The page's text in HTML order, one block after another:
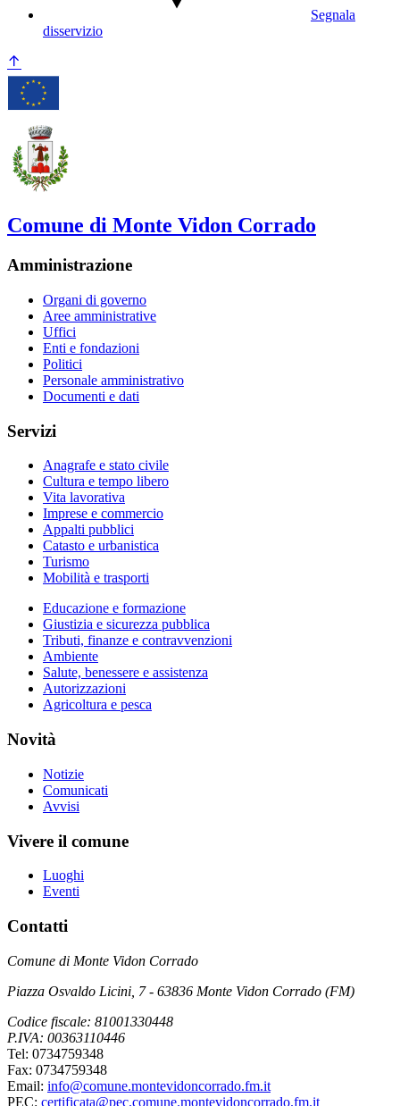
Segnala
disservizio
Comune di Monte Vidon Corrado
Amministrazione
Organi di governo
Aree amministrative
Uffici
Enti e fondazioni
Politici
Personale amministrativo
Documenti e dati
Servizi
Anagrafe e stato civile
Cultura e tempo libero
Vita lavorativa
Imprese e commercio
Appalti pubblici
Catasto e urbanistica
Turismo
Mobilità e trasporti
Educazione e formazione
Giustizia e sicurezza pubblica
Tributi, finanze e contravvenzioni
Ambiente
Salute, benessere e assistenza
Autorizzazioni
Agricoltura e pesca
Novità
Notizie
Comunicati
Avvisi
Vivere il comune
Luoghi
Eventi
Contatti
Comune di Monte Vidon Corrado
Piazza Osvaldo Licini, 7 - 63836 Monte Vidon Corrado (FM)
Codice fiscale: 81001330448
P.IVA: 00363110446
Tel: 0734759348
Fax: 0734759348
Email: info@comune.montevidoncorrado.fm.it
PEC: certificata@pec.comune.montevidoncorrado.fm.it